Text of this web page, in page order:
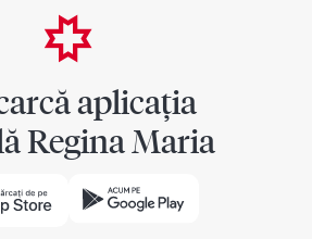
aplicația
Regina Maria